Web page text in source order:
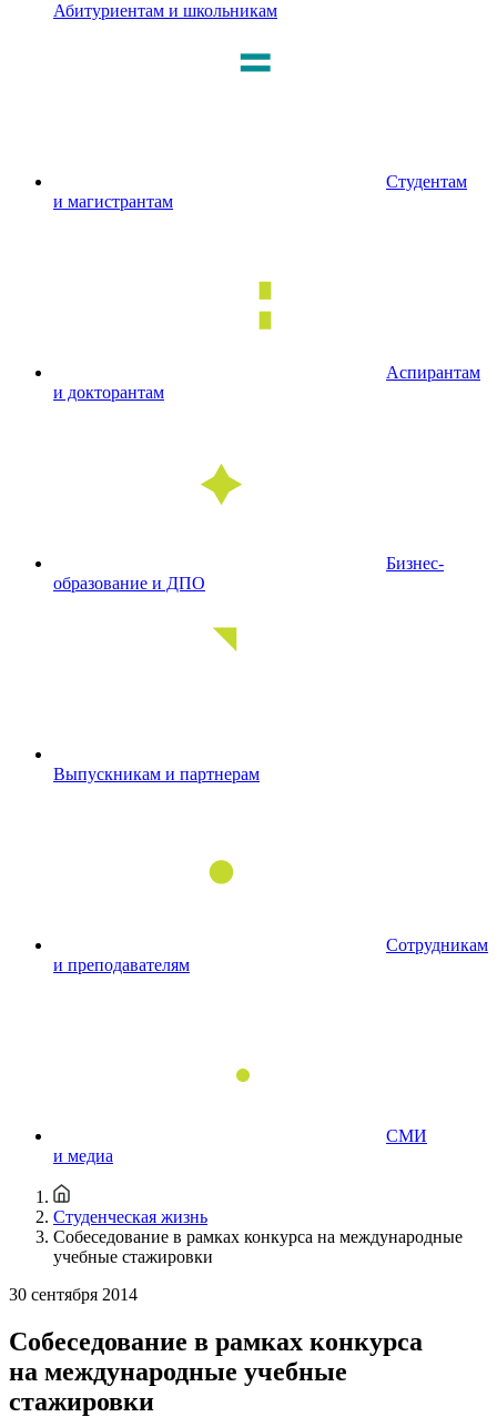
Абитуриентам и школьникам
Студентам
и магистрантам
Аспирантам
и докторантам
Бизнес-
образование и ДПО
Выпускникам и партнерам
Сотрудникам
и преподавателям
СМИ
и медиа
Студенческая жизнь
Собеседование в рамках конкурса на международные
учебные стажировки
30 сентября 2014
Собеседование в рамках конкурса
на международные учебные
стажировки